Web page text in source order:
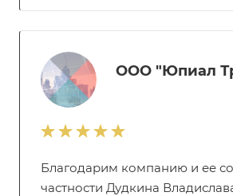
ООО "Юпиал
Благодарим компанию и ее
частности Дудкина